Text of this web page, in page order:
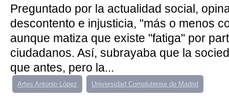
Preguntado por la actualidad social,
descontento e injusticia, "más o menos
aunque matiza que existe "fatiga" por
ciudadanos. Así, subrayaba que la
que antes, pero la...
Artes Antonio López Universidad Complutense de Madrid